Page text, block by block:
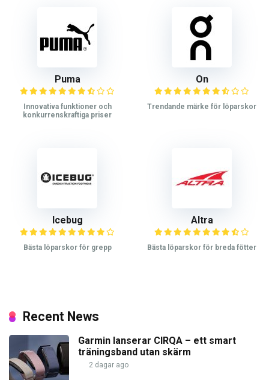
Puma
Innovativa funktioner och
konkurrenskraftiga priser
On
Trendande märke för löparskor
Icebug
Bästa löparskor för grepp
Altra
Bästa löparskor för breda fötter
Recent News
Garmin lanserar CIRQA – ett smart
träningsband utan skärm
2 dagar ago